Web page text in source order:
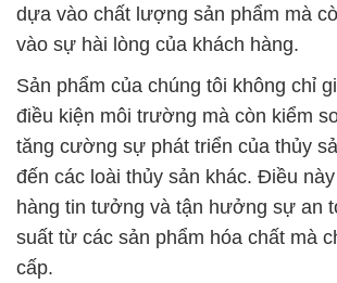
tăng cường sự phát triển của thủy
đến các loài thủy sản khác. Điều này
hàng tin tưởng và tận hưởng sự an
suất từ các sản phẩm hóa chất mà
cấp.
Với hơn một thập kỷ hoạt động trong
nghiệp hóa chất, chúng tôi đã xây
tiếng vững chắc dựa trên sự tin cậy
với chất lượng sản phẩm. Chúng tôi